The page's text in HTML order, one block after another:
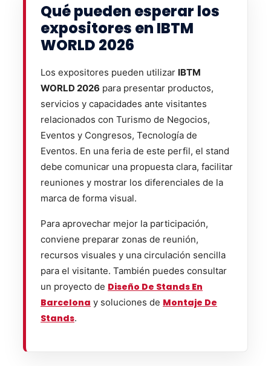
Qué pueden esperar los
expositores en IBTM
WORLD 2026
Los expositores pueden utilizar IBTM
WORLD 2026 para presentar productos,
servicios y capacidades ante visitantes
relacionados con Turismo de Negocios,
Eventos y Congresos, Tecnología de
Eventos. En una feria de este perfil, el stand
debe comunicar una propuesta clara, facilitar
reuniones y mostrar los diferenciales de la
marca de forma visual.
Para aprovechar mejor la participación,
conviene preparar zonas de reunión,
recursos visuales y una circulación sencilla
para el visitante. También puedes consultar
un proyecto de Diseño De Stands En
Barcelona y soluciones de Montaje De
Stands.